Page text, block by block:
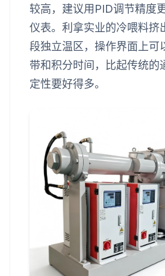
较高，建议用PID调节精度
仪表。利拿实业的冷喂料挤
段独立温区，操作界面上可
带和积分时间，比起传统的
定性要好得多。